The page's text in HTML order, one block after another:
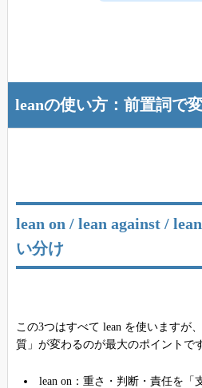
leanの使い方：前置詞で
lean on / lean against /
い分け
この3つはすべて lean を使いますが
質」が変わるのが最大のポイントで
lean on：重さ・判断・責任を「